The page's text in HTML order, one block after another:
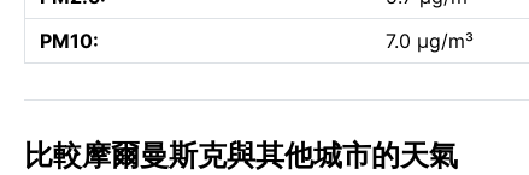
PM10:
7.0 µg/m³
比較摩爾曼斯克與其他城市的天氣